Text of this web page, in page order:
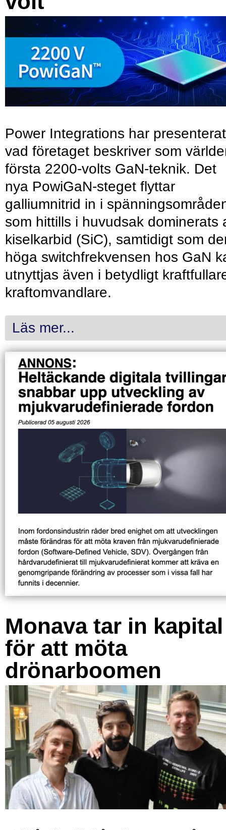
Power Integrations har presenterat
vad företaget beskriver som
första 2200-volts GaN-teknik. Det
nya PowiGaN-steget flyttar
galliumnitrid in i
som hittills i huvudsak dominerats
kiselkarbid (SiC), samtidigt som
höga switchfrekvensen hos GaN
utnyttjas även i betydligt
kraftomvandlare.
Läs mer...
Monava tar in kapital
för att möta
drönarboomen